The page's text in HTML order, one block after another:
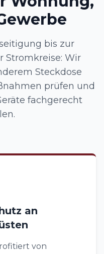
bis zur
Stromkreise: Wir
Steckdose
prüfen und
fachgerecht
an
von